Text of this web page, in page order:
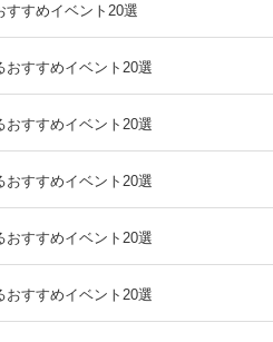
すすめイベント20選
すすめイベント20選
すすめイベント20選
すすめイベント20選
すすめイベント20選
すすめイベント20選